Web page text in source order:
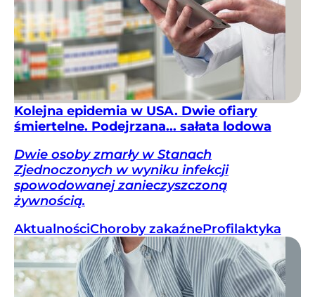
Kolejna epidemia w USA. Dwie ofiary
śmiertelne. Podejrzana... sałata lodowa
Dwie osoby zmarły w Stanach
Zjednoczonych w wyniku infekcji
spowodowanej zanieczyszczoną
żywnością.
AktualnościChoroby zakaźneProfilaktyka